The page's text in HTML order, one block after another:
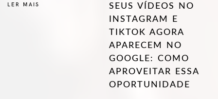
SEUS VÍDEOS NO
INSTAGRAM E
TIKTOK AGORA
APARECEM NO
GOOGLE: COMO
APROVEITAR ESSA
OPORTUNIDADE
LER MAIS